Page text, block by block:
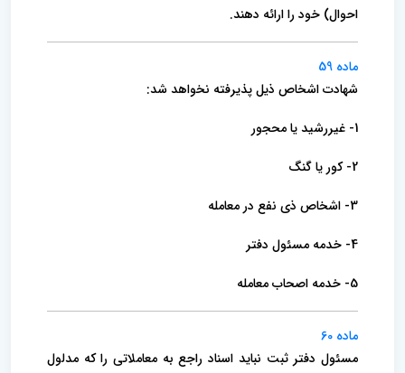
احوال) خود را ارائه دهند.
ماده 59
شهادت اشخاص ذیل پذیرفته نخواهد شد:
1- غیررشید یا محجور
2- کور یا گنگ
3- اشخاص ذی نفع در معامله
4- خدمه مسئول دفتر
5- خدمه اصحاب معامله
ماده 60
مسئول دفتر ثبت نباید اسناد راجع به معاملاتی را که مدلول